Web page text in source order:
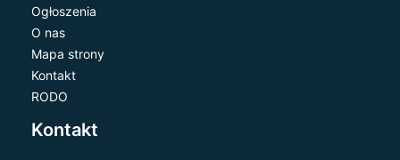
Ogłoszenia
O nas
Mapa strony
Kontakt
RODO
Kontakt